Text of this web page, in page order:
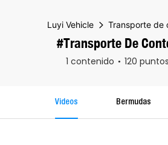
Luyi Vehicle Transporte de
#Transporte De
1 contenido 120
Videos Bermudas